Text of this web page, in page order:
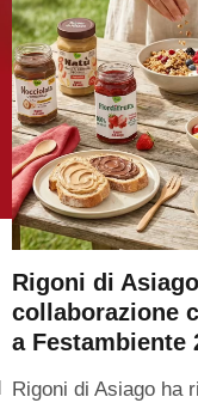
Rigoni di
collaborazione
a Festambiente
Rigoni di Asiago ha